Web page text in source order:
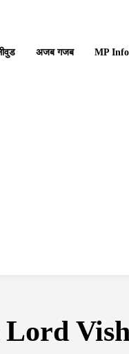
अजब गजब MP Info
Lord